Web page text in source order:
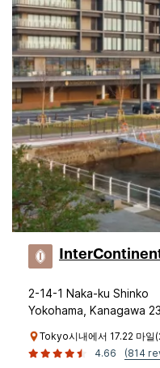
2-14-1 Naka-ku Shinko
Yokohama, Kanagawa
Tokyo시내에서 17.22 마일
4.66
(814